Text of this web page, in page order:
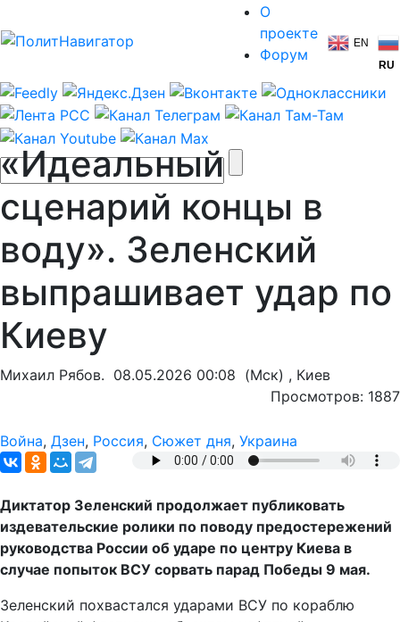
О
проекте
Форум
EN
RU
«Идеальный
сценарий концы в
воду». Зеленский
выпрашивает удар по
Киеву
Михаил Рябов. 08.05.2026 00:08 (Мск) , Киев
Просмотров: 1887
Война, Дзен, Россия, Сюжет дня, Украина
Диктатор Зеленский продолжает публиковать
издевательские ролики по поводу предостережений
руководства России об ударе по центру Киева в
случае попыток ВСУ сорвать парад Победы 9 мая.
Зеленский похвастался ударами ВСУ по кораблю